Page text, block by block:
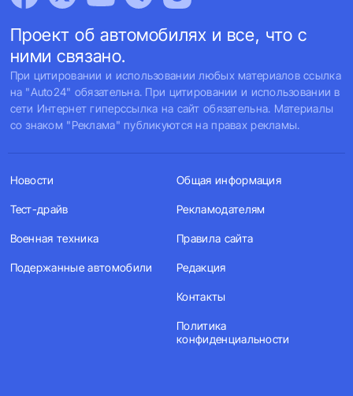
Проект об автомобилях и все, что с
ними связано.
При цитировании и использовании любых материалов ссылка
на "Auto24" обязательна. При цитировании и использовании в
сети Интернет гиперссылка на сайт обязательна. Материалы
со знаком "Реклама" публикуются на правах рекламы.
Новости
Тест-драйв
Военная техника
Подержанные автомобили
Общая информация
Рекламодателям
Правила сайта
Редакция
Контакты
Политика
конфиденциальности